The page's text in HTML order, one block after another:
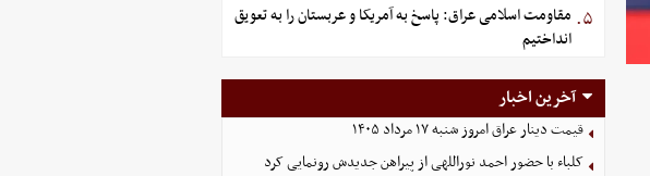
۵. مقاومت اسلامی عراق: پاسخ به آمریکا و عربستان را به تعویق
انداختیم
آخرین اخبار
قیمت دینار عراق امروز شنبه ۱۷ مرداد ۱۴۰۵
کلباء با حضور احمد نوراللهی از پیراهن جدیدش رونمایی کرد